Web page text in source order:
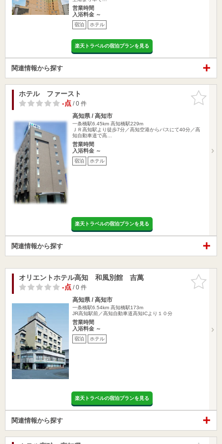
営業時間
入浴料金 ～
宿泊 ホテル
楽天トラベルの宿泊プランを見る
関連情報から探す
お気に入
りに追加
ホテル ファースト
-点/ 0 件
高知県 / 高知市
一条橋駅6.45km 高知橋駅229m
ＪＲ高知駅より徒歩7分／高知空港からバスにて40分／高
知自動車道で高…
営業時間
入浴料金 ～
宿泊 ホテル
楽天トラベルの宿泊プランを見る
関連情報から探す
お気に入
りに追加
オリエントホテル高知 和風別館 吉萬
-点/ 0 件
高知県 / 高知市
一条橋駅6.54km 高知橋駅173m
JR高知駅前／高知自動車道高知ICより１０分
営業時間
入浴料金 ～
宿泊 ホテル
楽天トラベルの宿泊プランを見る
関連情報から探す